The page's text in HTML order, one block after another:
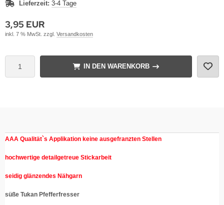
Lieferzeit: 3-4 Tage
3,95 EUR
inkl. 7 % MwSt. zzgl. Versandkosten
IN DEN WARENKORB
AAA Qualität`s Applikation keine ausgefranzten Stellen
hochwertige detailgetreue Stickarbeit
seidig glänzendes Nähgarn
süße Tukan Pfefferfresser